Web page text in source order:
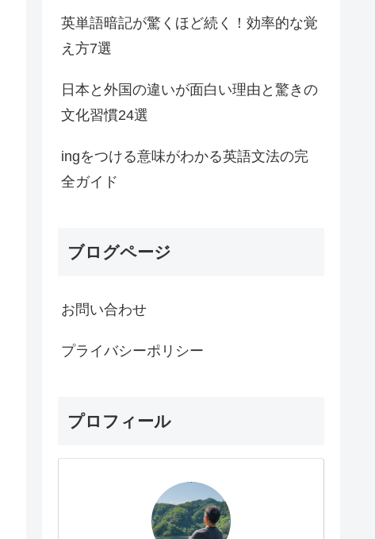
英単語暗記が驚くほど続く！効率的な覚
え方7選
日本と外国の違いが面白い理由と驚きの
文化習慣24選
ingをつける意味がわかる英語文法の完
全ガイド
ブログページ
お問い合わせ
プライバシーポリシー
プロフィール